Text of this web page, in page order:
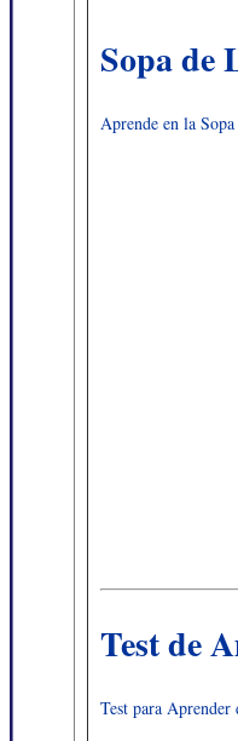
Sopa de
Aprende en la
Test de
Test para